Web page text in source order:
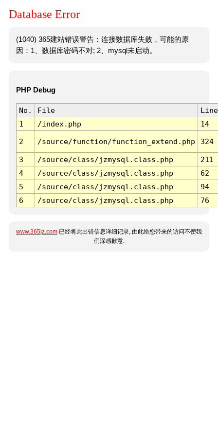
Database Error
(1040) 365建站错误警告：连接数据库失败，可能的原
因：1、数据库密码不对; 2、mysql未启动。
PHP Debug
No. File
Line
1
/index.php 14
2 /source/function/function_extend.php 324
3 /source/class/jzmysql.class.php
211
4
/source/class/jzmysql.class.php
62
5
/source/class/jzmysql.class.php
94
6
/source/class/jzmysql.class.php 76
www.365jz.com 已经将此出错信息详细记录, 由此给您带来的访问不便我
们深感歉意.